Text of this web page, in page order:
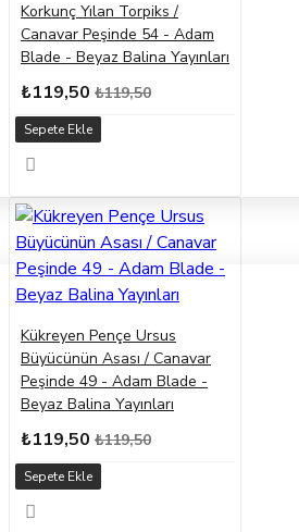
Korkunç Yılan Torpiks /
Canavar Peşinde 54 - Adam
Blade - Beyaz Balina Yayınları
₺119,50 ₺119,50
Sepete Ekle
Kükreyen Pençe Ursus
Büyücünün Asası / Canavar
Peşinde 49 - Adam Blade -
Beyaz Balina Yayınları
₺119,50 ₺119,50
Sepete Ekle